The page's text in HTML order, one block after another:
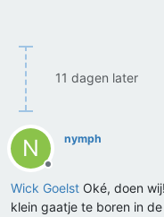
11 dagen later
N
Offline
nymph
Wick Goelst Oké, doen
klein gaatje te boren in